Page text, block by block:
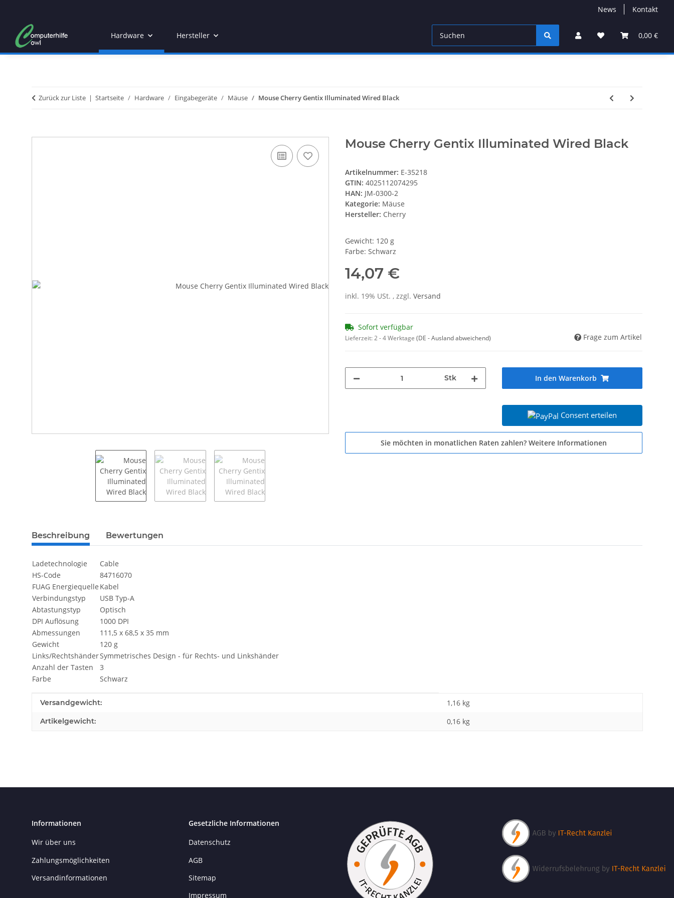
News Kontakt
0,00 €
Hardware Hersteller
Zurück zur Liste Startseite Hardware Eingabegeräte Mäuse Mouse Cherry Gentix Illuminated Wired Black
Mouse Cherry Gentix Illuminated Wired Black
Artikelnummer: E-35218
GTIN: 4025112074295
HAN: JM-0300-2
Kategorie: Mäuse
Hersteller: Cherry
Gewicht: 120 g
Farbe: Schwarz
14,07 €
inkl. 19% USt. , zzgl. Versand
Sofort verfügbar
Lieferzeit:2 - 4 Werktage (DE - Ausland abweichend) Frage zum Artikel
Stk In den Warenkorb
Consent erteilen
Sie möchten in monatlichen Raten zahlen? Weitere Informationen
weitere Registerkarten anzeigen
Beschreibung Bewertungen
Ladetechnologie
Cable
HS-Code
84716070
FUAG Energiequelle Kabel
Verbindungstyp
USB Typ-A
Abtastungstyp
Optisch
DPI Auflösung
1000 DPI
Abmessungen
111,5 x 68,5 x 35 mm
Gewicht
120 g
Links/RechtshänderSymmetrisches Design - für Rechts- und Linkshänder
Anzahl der Tasten
3
Farbe
Schwarz
Produkteigenschaft
Wert
Versandgewicht: 1,16 kg
Artikelgewicht: 0,16 kg
Informationen
Wir über uns
Zahlungsmöglichkeiten
Versandinformationen
Gesetzliche Informationen
Datenschutz
AGB
Sitemap
Impressum